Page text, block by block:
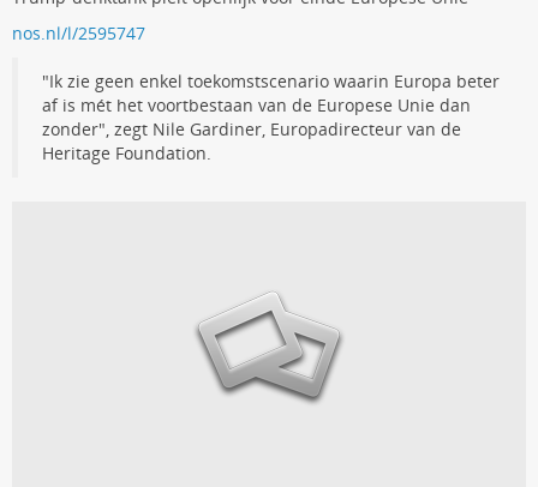
nos.nl/l/2595747
"Ik zie geen enkel toekomstscenario waarin Europa beter
af is mét het voortbestaan van de Europese Unie dan
zonder", zegt Nile Gardiner, Europadirecteur van de
Heritage Foundation.